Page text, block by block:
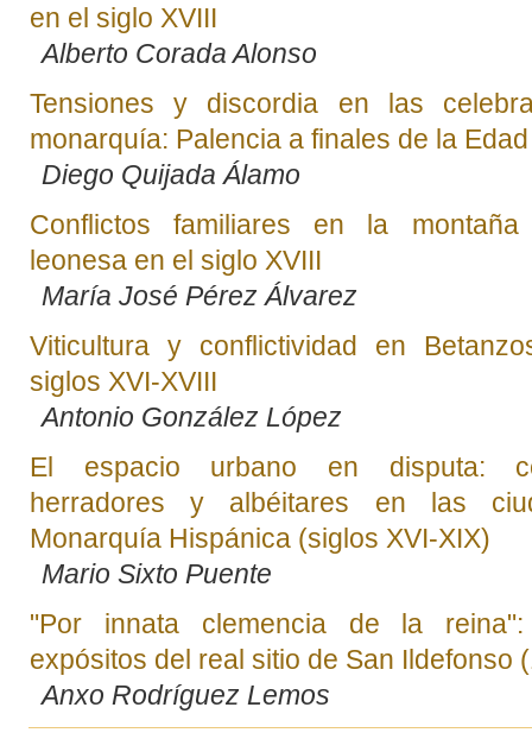
en el siglo XVIII
Alberto Corada Alonso
Tensiones y discordia en las
monarquía: Palencia a finales de la
Diego Quijada Álamo
Conflictos familiares en la montaña
leonesa en el siglo XVIII
María José Pérez Álvarez
Viticultura y conflictividad en
siglos XVI-XVIII
Antonio González López
El espacio urbano en disputa:
herradores y albéitares en las
Monarquía Hispánica (siglos XVI-XIX)
Mario Sixto Puente
"Por innata clemencia de la
expósitos del real sitio de San Ildefonso
Anxo Rodríguez Lemos